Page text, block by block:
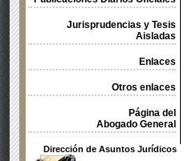
Jurisprudencias y Tesis
Aisladas
Enlaces
Otros enlaces
Página del
Abogado General
Dirección de Asuntos Jurídicos